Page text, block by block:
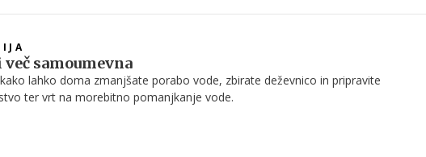
več samoumevna
lahko doma zmanjšate porabo vode, zbirate deževnico in pripravite
ter vrt na morebitno pomanjkanje vode.